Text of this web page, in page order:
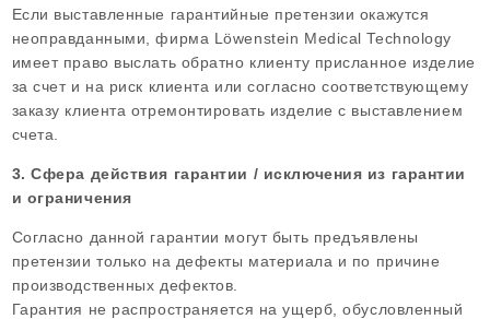
Если выставленные гарантийные претензии окажутся
неоправданными, фирма Löwenstein Medical Technology
имеет право выслать обратно клиенту присланное изделие
за счет и на риск клиента или согласно соответствующему
заказу клиента отремонтировать изделие с выставлением
счета.
3. Сфера действия гарантии / исключения из гарантии
и ограничения
Согласно данной гарантии могут быть предъявлены
претензии только на дефекты материала и по причине
производственных дефектов.
Гарантия не распространяется на ущерб, обусловленный